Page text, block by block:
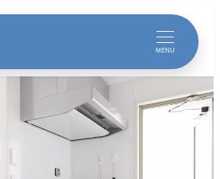
MENU